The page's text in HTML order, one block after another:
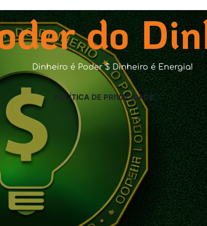
do
Dinheiro é Poder $ Dinheiro é Energia!
POLÍTICA DE PRIVACIDADE